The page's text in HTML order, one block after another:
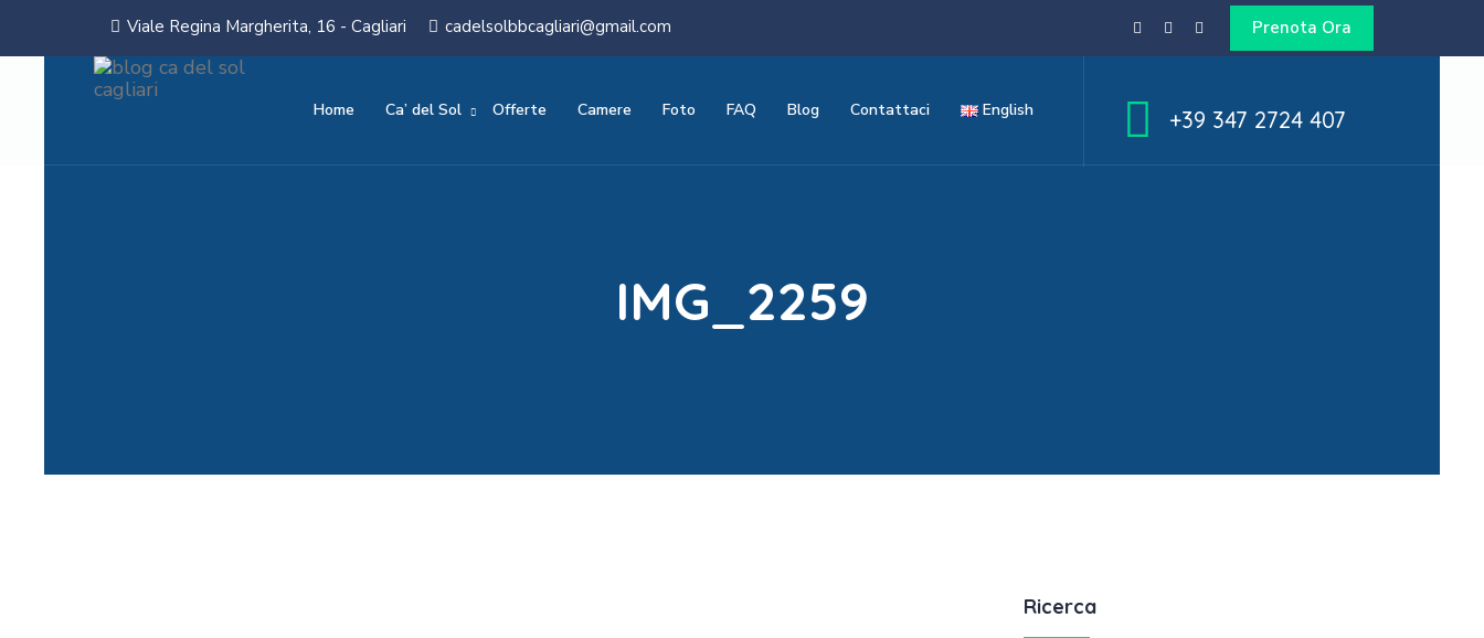
Viale Regina Margherita, 16 - Cagliari cadelsolbbcagliari@gmail.com Prenota Ora
Home Ca’ del Sol Offerte Camere Foto FAQ Blog Contattaci English +39 347 2724 407
IMG_2259
Ricerca